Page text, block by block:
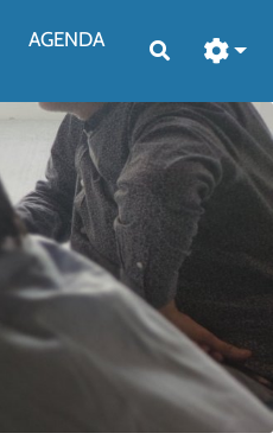
AGENDA Rechercher